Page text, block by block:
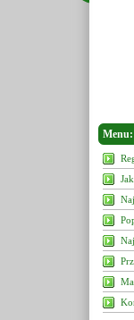
Menu: